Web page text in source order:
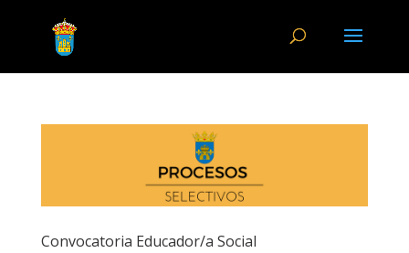
Convocatoria Educador/a Social